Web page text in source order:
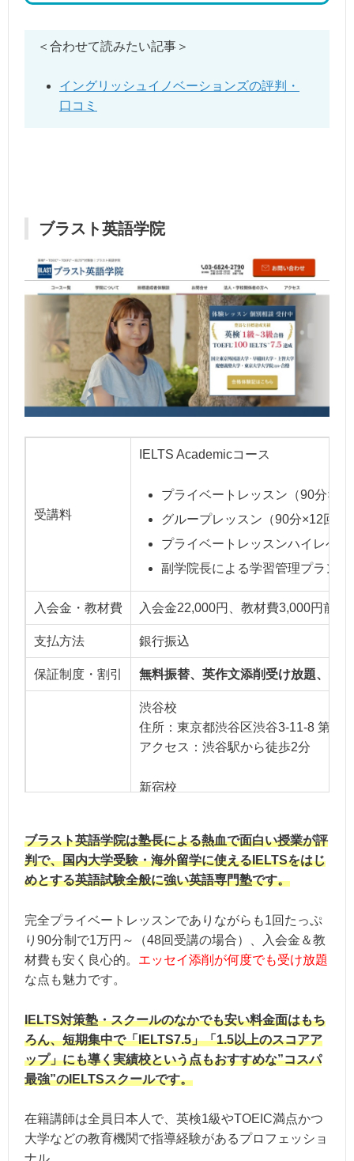
＜合わせて読みたい記事＞
イングリッシュイノベーションズの評判・
口コミ
ブラスト英語学院
受講料
IELTS Academicコース
プライベートレッスン（90分
グループレッスン（90分×12回～
プライベートレッスンハイレベ
副学院長による学習管理プラン
入会金・教材費 入会金22,000円、教材費3,000円前後
支払方法 銀行振込
保証制度・割引 無料振替、英作文添削受け放題、個
教室・営業時間
渋谷校
住所：東京都渋谷区渋谷3-11-8 第3
アクセス：渋谷駅から徒歩2分
新宿校
四ツ谷教室
住所：東京都千代田区六番町15-2
※四ツ谷教室は受講者数の定員に達
池袋教室
横浜校
住所：神奈川県横浜市神奈川区沢渡
アクセス：横浜駅から徒歩9分
※オンライン受講可能
ブラスト英語学院は塾長による熱血で面白い授業が評
判で、国内大学受験・海外留学に使えるIELTSをはじ
めとする英語試験全般に強い英語専門塾です。
完全プライベートレッスンでありながらも1回たっぷ
り90分制で1万円～（48回受講の場合）、入会金＆教
材費も安く良心的。 エッセイ添削が何度でも受け放題
な点も魅力です。
IELTS対策塾・スクールのなかでも安い料金面はもち
ろん、短期集中で「IELTS7.5」「1.5以上のスコアア
ップ」にも導く実績校という点もおすすめな”コスパ
最強”のIELTSスクールです。
在籍講師は全員日本人で、英検1級やTOEIC満点かつ
大学などの教育機関で指導経験があるプロフェッショ